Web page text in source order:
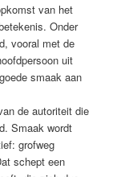
van het
Onder
vooral met de
uit
smaak aan
de autoriteit die
Smaak wordt
grofweg
schept een